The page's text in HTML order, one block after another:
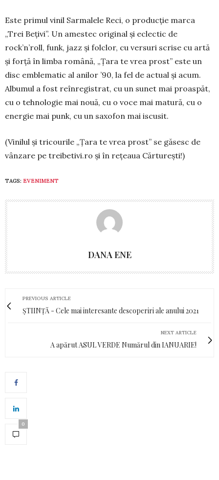
Este primul vi­nil Sarmalele Reci, o producție marca
„Trei Be­țivi”. Un amestec original şi eclectic de
rock’n’roll, funk, jazz şi fol­clor, cu versuri scrise cu artă
şi forţă în limba română, „Țara te vrea prost” este un
disc emblematic al anilor ’90, la fel de actual și acum.
Albumul a fost reînregistrat, cu un sunet mai proaspăt,
cu o tehnologie mai nouă, cu o voce mai matură, cu o
energie mai punk, cu un saxofon mai iscusit.
(Vinilul și tricourile „Țara te vrea prost” se gă­sesc de
vânzare pe treibetivi.ro şi în rețeaua Cărtu­rești!)
TAGS: EVENIMENT
DANA ENE
PREVIOUS ARTICLE
ȘTIINȚĂ - Cele mai interesante descoperiri ale anului 2021
NEXT ARTICLE
A apărut ASUL VERDE Numărul din IANUARIE!
0